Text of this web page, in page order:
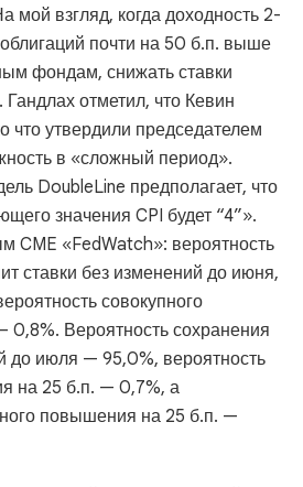
мой взгляд, когда доходность 2-
облигаций почти на 50 б.п. выше
фондам, снижать ставки
отметил, что Кевин
что утвердили председателем
в «сложный период».
DoubleLine предполагает, что
значения CPI будет “4”».
CME «FedWatch»: вероятность
ставки без изменений до июня,
совокупного
0,8%. Вероятность сохранения
до июля — 95,0%, вероятность
на 25 б.п. — 0,7%, а
повышения на 25 б.п. —